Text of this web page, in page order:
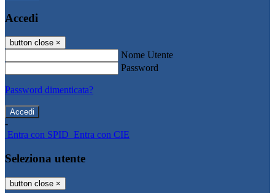
Accedi
button close ×
Nome Utente
Password
Password dimenticata?
-
Entra con SPID Entra con CIE
Seleziona utente
button close ×